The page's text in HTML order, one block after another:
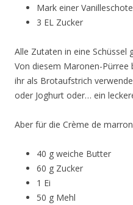
Mark einer Vanilleschote
3 EL Zucker
Alle Zutaten in eine Schüssel
Von diesem Maronen-
ihr als Brotaufstrich
oder Joghurt oder… ein
Aber für die Crème de
40 g weiche Butter
60 g Zucker
1 Ei
50 g Mehl